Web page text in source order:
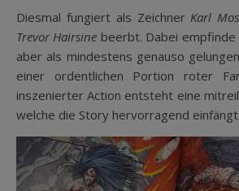
Diesmal fungiert als ZeichnerKarl
Trevor Hairsine beerbt. Dabei empfinde
aber als mindestens genauso
einer ordentlichen Portion roter
inszenierter Action entsteht eine
welche die Story hervorragend einfängt.